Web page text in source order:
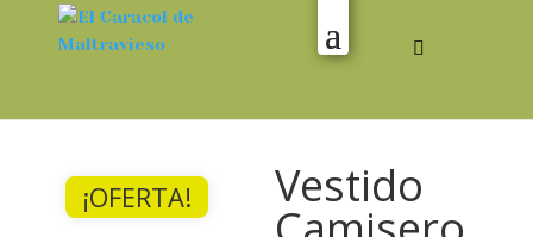
¡OFERTA! Vestido